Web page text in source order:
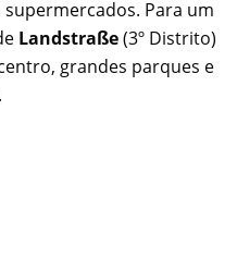
Para um
Landstraße(3º Distrito)
grandes parques e